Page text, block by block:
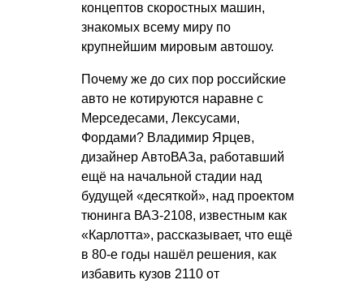
концептов скоростных машин,
знакомых всему миру по
крупнейшим мировым автошоу.
Почему же до сих пор российские
авто не котируются наравне с
Мерседесами, Лексусами,
Фордами? Владимир Ярцев,
дизайнер АвтоВАЗа, работавший
ещё на начальной стадии над
будущей «десяткой», над проектом
тюнинга ВАЗ-2108, известным как
«Карлотта», рассказывает, что ещё
в 80-е годы нашёл решения, как
избавить кузов 2110 от